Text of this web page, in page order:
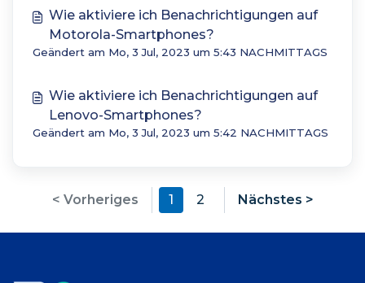
Wie aktiviere ich Benachrichtigungen auf
Motorola-Smartphones?
Geändert am Mo, 3 Jul, 2023 um 5:43 NACHMITTAGS
Wie aktiviere ich Benachrichtigungen auf
Lenovo-Smartphones?
Geändert am Mo, 3 Jul, 2023 um 5:42 NACHMITTAGS
< Vorheriges 1 2 Nächstes >